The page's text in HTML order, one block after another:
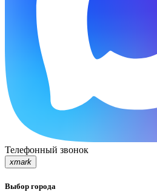
Телефонный звонок
xmark
Выбор города